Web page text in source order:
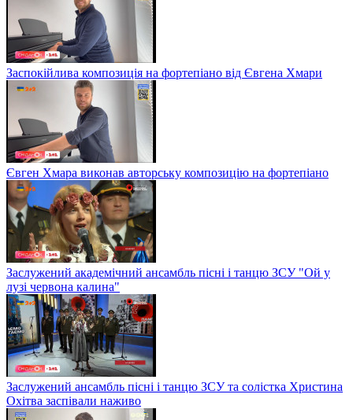
Заспокійлива композиція на фортепіано від Євгена Хмари
Євген Хмара виконав авторську композицію на фортепіано
Заслужений академічний ансамбль пісні і танцю ЗСУ "Ой у
лузі червона калина"
Заслужений ансамбль пісні і танцю ЗСУ та солістка Христина
Охітва заспівали наживо